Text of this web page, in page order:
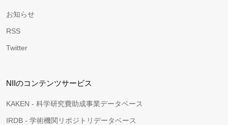
お知らせ
RSS
Twitter
NIIのコンテンツサービス
KAKEN - 科学研究費助成事業データベース
IRDB - 学術機関リポジトリデータベース